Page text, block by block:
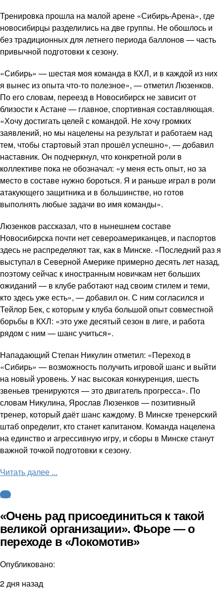
Тренировка прошла на малой арене «Сибирь-Арена», где
новосибирцы разделились на две группы. Не обошлось и
без традиционных для летнего периода баллонов — часть
привычной подготовки к сезону.
«Сибирь» — шестая моя команда в КХЛ, и в каждой из них
я вынес из опыта что-то полезное», — отметил Люзенков.
По его словам, переезд в Новосибирск не зависит от
близости к Астане — главное, спортивная составляющая.
«Хочу достигать целей с командой. Не хочу громких
заявлений, но мы нацелены на результат и работаем над
тем, чтобы стартовый этап прошёл успешно», — добавил
наставник. Он подчеркнул, что конкретной роли в
коллективе пока не обозначал: «у меня есть опыт, но за
место в составе нужно бороться. Я и раньше играл в роли
атакующего защитника и в большинстве, но готов
выполнять любые задачи во имя команды».
Люзенков рассказал, что в нынешнем составе
Новосибирска почти нет североамериканцев, и паспортов
здесь не распределяют так, как в Минске. «Последний раз я
выступал в Северной Америке примерно десять лет назад,
поэтому сейчас к иностранным новичкам нет больших
ожиданий — в клубе работают над своим стилем и теми,
кто здесь уже есть», — добавил он. С ним согласился и
Тейлор Бек, с которым у клуба большой опыт совместной
борьбы в КХЛ: «это уже десятый сезон в лиге, и работа
рядом с ним — шанс учиться».
Нападающий Степан Никулин отметил: «Переход в
«Сибирь» — возможность получить игровой шанс и выйти
на новый уровень. У нас высокая конкуренция, шесть
звеньев тренируются — это двигатель прогресса». По
словам Никулина, Ярослав Люзенков — позитивный
тренер, который даёт шанс каждому. В Минске тренерский
штаб определит, кто станет капитаном. Команда нацелена
на единство и агрессивную игру, и сборы в Минске станут
важной точкой подготовки к сезону.
Читать далее ...
КХЛ
«Очень рад присоединиться к такой
великой организации». Фьоре — о
переходе в «Локомотив»
Опубликовано:
2 дня назад